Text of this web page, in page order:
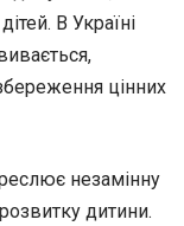
В Україні
цінних
незамінну
дитини.